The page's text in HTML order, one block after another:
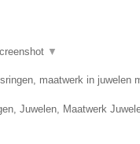
▼
maatwerk in juwelen
Juwelen, Maatwerk